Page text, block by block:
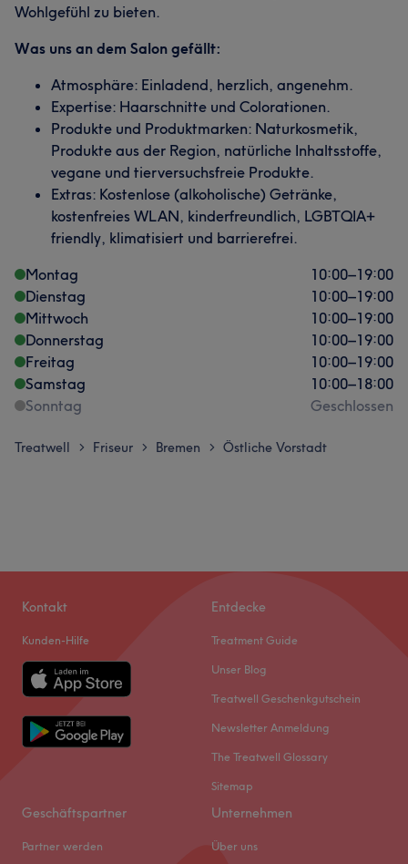
Wohlgefühl zu bieten.
Was uns an dem Salon gefällt:
Atmosphäre: Einladend, herzlich, angenehm.
Expertise: Haarschnitte und Colorationen.
Produkte und Produktmarken: Naturkosmetik,
Produkte aus der Region, natürliche Inhaltsstoffe,
vegane und tierversuchsfreie Produkte.
Extras: Kostenlose (alkoholische) Getränke,
kostenfreies WLAN, kinderfreundlich, LGBTQIA+
friendly, klimatisiert und barrierefrei.
Montag
10:00–19:00
Dienstag
10:00–19:00
Mittwoch
10:00–19:00
Donnerstag
10:00–19:00
Freitag
10:00–19:00
Samstag
10:00–18:00
Sonntag
Geschlossen
Treatwell > Friseur > Bremen > Östliche Vorstadt
Kontakt
Kunden-Hilfe
Entdecke
Treatment Guide
Unser Blog
Treatwell Geschenkgutschein
Newsletter Anmeldung
The Treatwell Glossary
Sitemap
Geschäftspartner
Partner werden
Unternehmen
Über uns